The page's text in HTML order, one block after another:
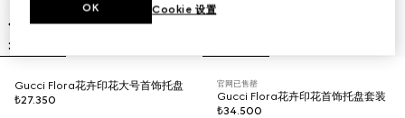
Gucci Flora花卉印花大号首饰托盘
₺27.350
官网已售罄
Gucci Flora花卉印花首饰托盘套装
₺34.500
Cookie 设置
OK